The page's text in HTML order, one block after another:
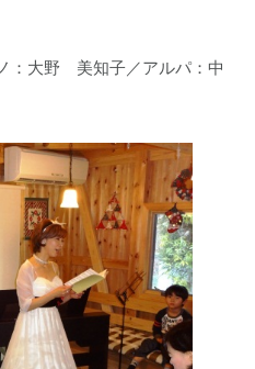
：大野 美知子／アルパ：中